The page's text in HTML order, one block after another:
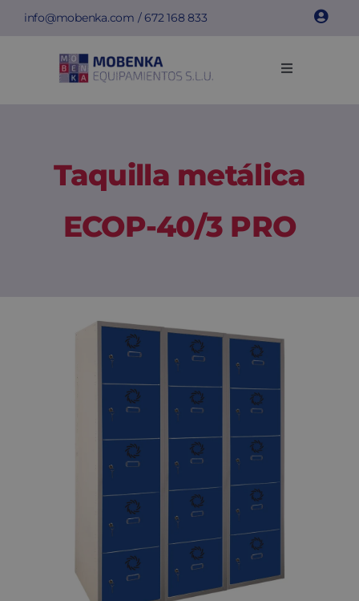
Saltar
contenido
info@mobenka.com /672 168 833
Toggle
Bancos
Instalaciones
Taquilla metálica
ECOP-40/3 PRO